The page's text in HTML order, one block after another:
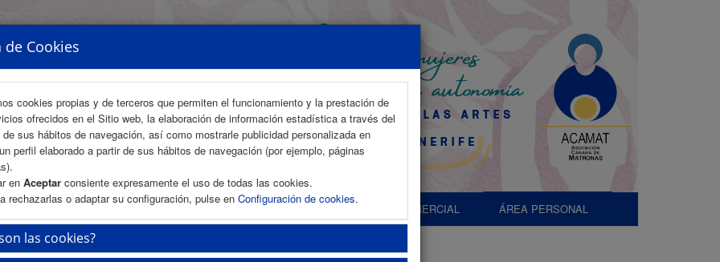
de Cookies
cookies propias y de terceros que permiten el funcionamiento y la prestación de
ofrecidos en el Sitio web, la elaboración de información estadística a través del
sus hábitos de navegación, así como mostrarle publicidad personalizada en
perfil elaborado a partir de sus hábitos de navegación (por ejemplo, páginas
en Aceptar consiente expresamente el uso de todas las cookies.
rechazarlas o adaptar su configuración, pulse en Configuración de cookies.
las cookies?
ÁREA CIENTÍFICA INSCRIPCIÓN ALOJAMIENTO EXP. COMERCIAL ÁREA PERSONAL